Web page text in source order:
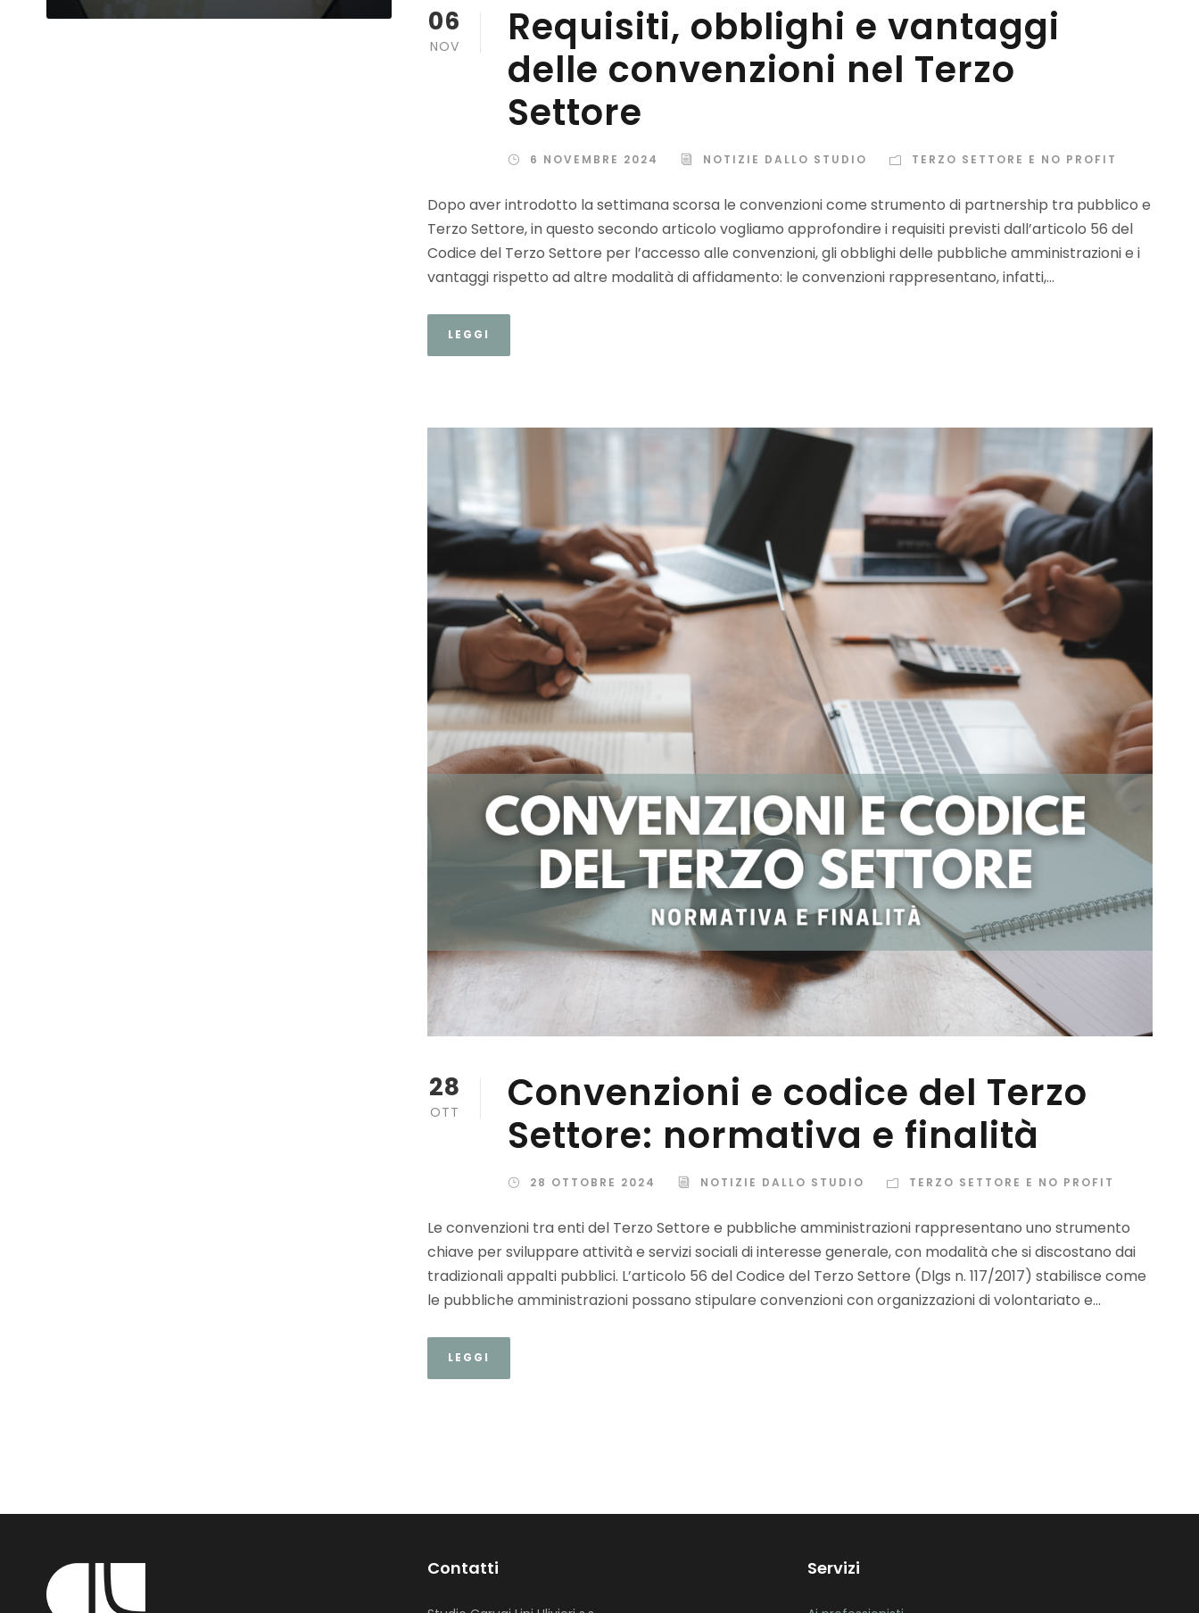
06
NOV
Requisiti, obblighi e vantaggi
delle convenzioni nel Terzo
Settore
6 NOVEMBRE 2024 NOTIZIE DALLO STUDIO TERZO SETTORE E NO PROFIT
Dopo aver introdotto la settimana scorsa le convenzioni come strumento di partnership tra pubblico e
Terzo Settore, in questo secondo articolo vogliamo approfondire i requisiti previsti dall’articolo 56 del
Codice del Terzo Settore per l’accesso alle convenzioni, gli obblighi delle pubbliche amministrazioni e i
vantaggi rispetto ad altre modalità di affidamento: le convenzioni rappresentano, infatti,...
LEGGI
28
OTT
Convenzioni e codice del Terzo
Settore: normativa e finalità
28 OTTOBRE 2024 NOTIZIE DALLO STUDIO TERZO SETTORE E NO PROFIT
Le convenzioni tra enti del Terzo Settore e pubbliche amministrazioni rappresentano uno strumento
chiave per sviluppare attività e servizi sociali di interesse generale, con modalità che si discostano dai
tradizionali appalti pubblici. L’articolo 56 del Codice del Terzo Settore (Dlgs n. 117/2017) stabilisce come
le pubbliche amministrazioni possano stipulare convenzioni con organizzazioni di volontariato e...
LEGGI
Contatti Servizi